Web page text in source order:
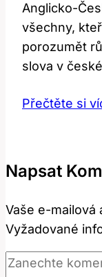
Anglicko-
všechny,
porozumět
slova v
Přečtěte si
Napsat
Vaše e-mailová
Vyžadované